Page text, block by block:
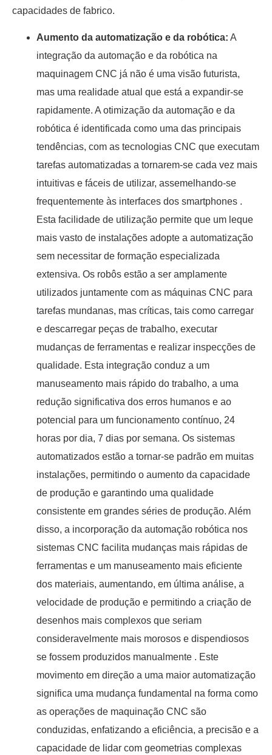
capacidades de fabrico.
Aumento da automatização e da robótica: A
integração da automação e da robótica na
maquinagem CNC já não é uma visão futurista,
mas uma realidade atual que está a expandir-se
rapidamente. A otimização da automação e da
robótica é identificada como uma das principais
tendências, com as tecnologias CNC que executam
tarefas automatizadas a tornarem-se cada vez mais
intuitivas e fáceis de utilizar, assemelhando-se
frequentemente às interfaces dos smartphones .
Esta facilidade de utilização permite que um leque
mais vasto de instalações adopte a automatização
sem necessitar de formação especializada
extensiva. Os robôs estão a ser amplamente
utilizados juntamente com as máquinas CNC para
tarefas mundanas, mas críticas, tais como carregar
e descarregar peças de trabalho, executar
mudanças de ferramentas e realizar inspecções de
qualidade. Esta integração conduz a um
manuseamento mais rápido do trabalho, a uma
redução significativa dos erros humanos e ao
potencial para um funcionamento contínuo, 24
horas por dia, 7 dias por semana. Os sistemas
automatizados estão a tornar-se padrão em muitas
instalações, permitindo o aumento da capacidade
de produção e garantindo uma qualidade
consistente em grandes séries de produção. Além
disso, a incorporação da automação robótica nos
sistemas CNC facilita mudanças mais rápidas de
ferramentas e um manuseamento mais eficiente
dos materiais, aumentando, em última análise, a
velocidade de produção e permitindo a criação de
desenhos mais complexos que seriam
consideravelmente mais morosos e dispendiosos
se fossem produzidos manualmente . Este
movimento em direção a uma maior automatização
significa uma mudança fundamental na forma como
as operações de maquinação CNC são
conduzidas, enfatizando a eficiência, a precisão e a
capacidade de lidar com geometrias complexas